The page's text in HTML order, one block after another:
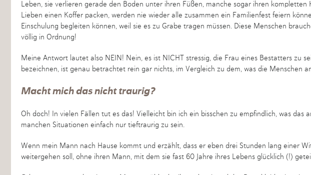
Leben, sie verlieren gerade den Boden unter ihren Füßen, manche sogar ihren
Lieben einen Koffer packen, werden nie wieder alle zusammen ein Familienfest feiern
Einschulung begleiten können, weil sie es zu Grabe tragen müssen. Diese Menschen
völlig in Ordnung!
Meine Antwort lautet also NEIN! Nein, es ist NICHT stressig, die Frau eines Bestatters zu
bezeichnen, ist genau betrachtet rein gar nichts, im Vergleich zu dem, was die Menschen
Macht mich das nicht traurig?
Oh doch! In vielen Fällen tut es das! Vielleicht bin ich ein bisschen zu empfindlich, was das
manchen Situationen einfach nur tieftraurig zu sein.
Wenn mein Mann nach Hause kommt und erzählt, dass er eben drei Stunden lang einer
weitergehen soll, ohne ihren Mann, mit dem sie fast 60 Jahre ihres Lebens glücklich (!)